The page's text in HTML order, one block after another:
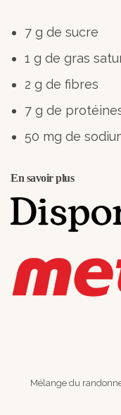
7 g de sucre
1 g de gras
2 g de fibres
7 g de
50 mg de
En savoir plus
Mélange du